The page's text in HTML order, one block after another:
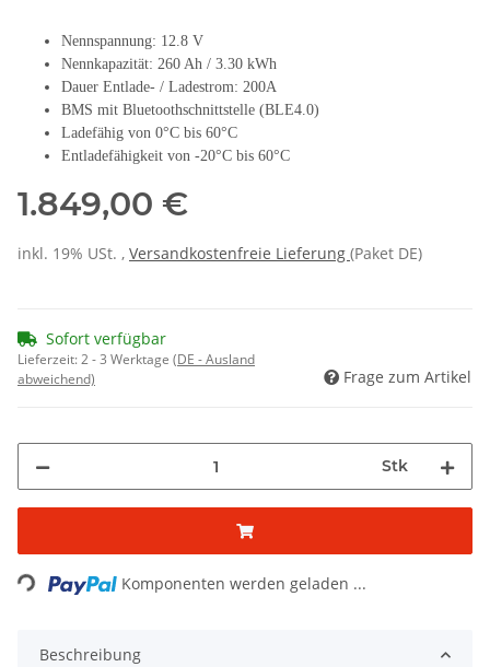
Nennspannung: 12.8 V
Nennkapazität: 260 Ah / 3.30 kWh
Dauer Entlade- / Ladestrom: 200A
BMS mit Bluetoothschnittstelle (BLE4.0)
Ladefähig von 0°C bis 60°C
Entladefähigkeit von -20°C bis 60°C
1.849,00 €
inkl. 19% USt. , Versandkostenfreie Lieferung (Paket DE)
Sofort verfügbar
Lieferzeit:2 - 3 Werktage (DE - Ausland
abweichend)
Frage zum Artikel
Stk
Loading... Komponenten werden geladen ...
Beschreibung